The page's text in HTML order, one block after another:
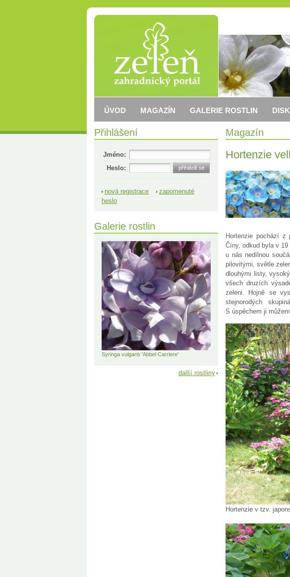
Magazín
Hortenzie
Hortenzie pochází
Číny, odkud byla v
u nás nedílnou
pilovitými, světle
dlouhými listy,
všech druzích
zeleni. Hojně se
stejnorodých
S úspěchem ji
Hortenzie v tzv.
Přihlášení
Jméno:
Heslo:
nová registrace
zapomenuté
heslo
Galerie rostlin
Syringa vulgaris 'Abbel Carriere'
další rostliny
ÚVOD MAGAZÍN GALERIE ROSTLIN